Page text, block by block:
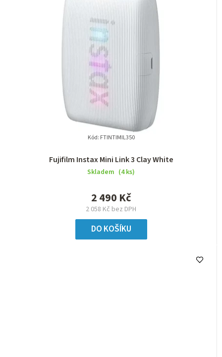
Fujifilm Instax Mini Link 3 Clay White
Skladem (4 ks)
2 058 Kč bez DPH
2 490 Kč
DO KOŠÍKU
Kód: FTINTIMIL350